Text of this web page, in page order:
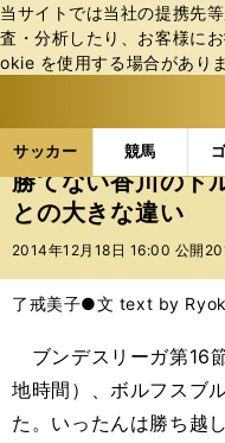
当サイトでは当社の提携先
査・分析したり、お客様に
okie を使⽤する場合があり
サッカー 競馬
ス
ポ
ル
バ
サッカーの記事一覧
勝てない香川のド
との大きな違い
2014年12月18日 16:00 公開
了戒美子●文 text by
ブンデスリーガ第16
地時間）、ボルフスブ
た。いったんは勝ち越